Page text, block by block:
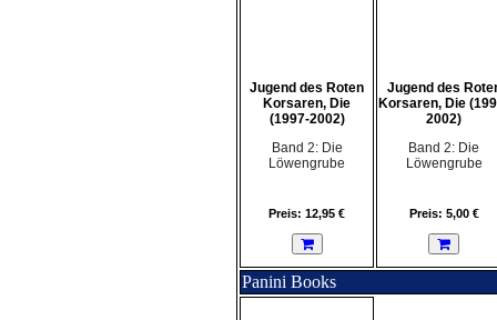
Jugend des Roten
Korsaren, Die
(1997-2002)
Band 2: Die
Löwengrube
Preis: 12,95 €
Jugend des
Korsaren, Die
2002)
Band 2: Die
Löwengrube
Preis: 5,00 €
Panini Books